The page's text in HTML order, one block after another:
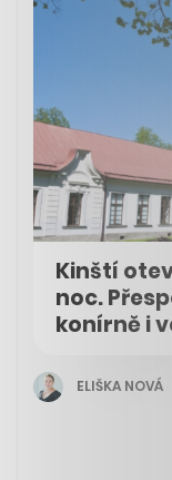
Kinští
noc.
konírně i
ELIŠKA NOVÁ